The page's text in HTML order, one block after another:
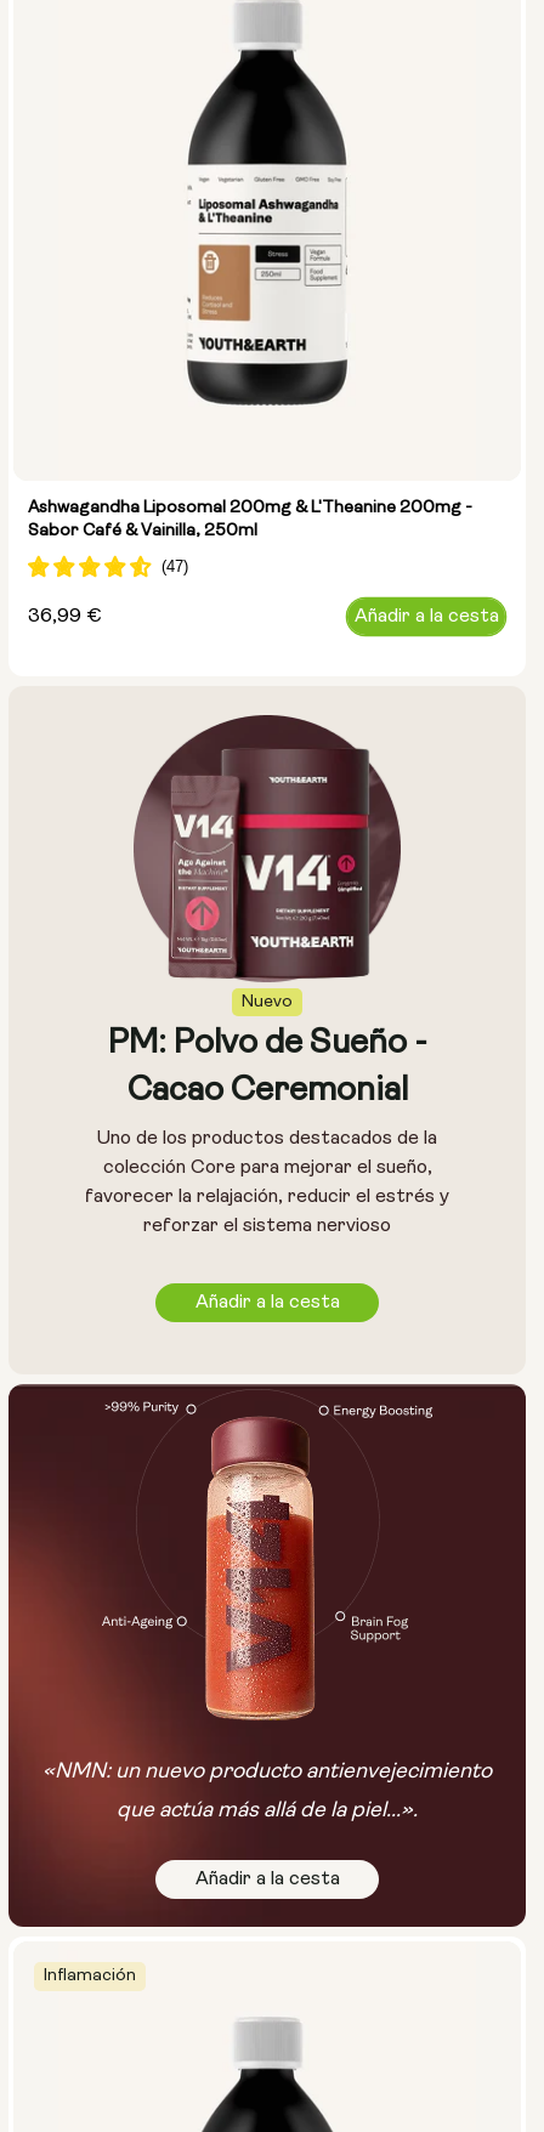
Ashwagandha Liposomal 200mg & L'Theanine 200mg -
Sabor Café & Vainilla, 250ml
Precio
36,99 € Añadir a la cesta
Inflamación
Nuevo
PM: Polvo de Sueño -
Cacao Ceremonial
Uno de los productos destacados de la
colección Core para mejorar el sueño,
favorecer la relajación, reducir el estrés y
reforzar el sistema nervioso
Añadir a la cesta
«NMN: un nuevo producto antienvejecimiento
que actúa más allá de la piel...».
Añadir a la cesta